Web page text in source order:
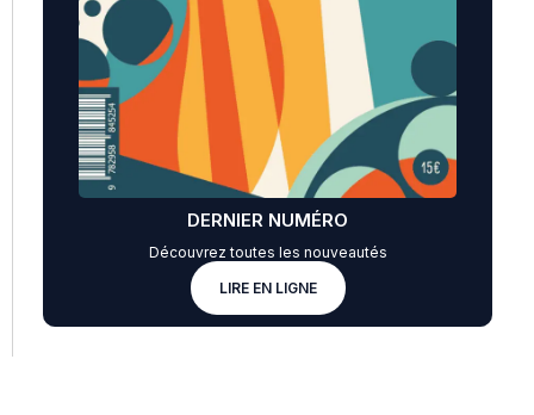
DERNIER NUMÉRO
Découvrez toutes les nouveautés
LIRE EN LIGNE